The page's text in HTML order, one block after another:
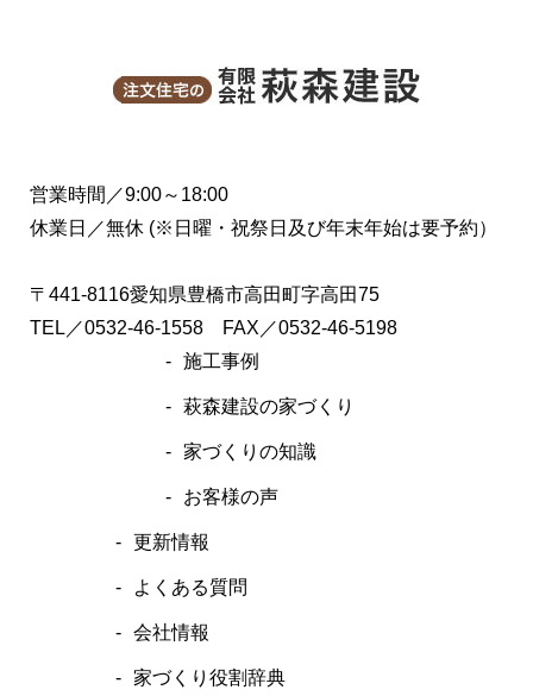
営業時間／9:00～18:00
休業日／無休 (※日曜・祝祭日及び年末年始は要予約）
〒441-8116愛知県豊橋市高田町字高田75
TEL／0532-46-1558 FAX／0532-46-5198
施工事例
萩森建設の家づくり
家づくりの知識
お客様の声
更新情報
よくある質問
会社情報
家づくり役割辞典